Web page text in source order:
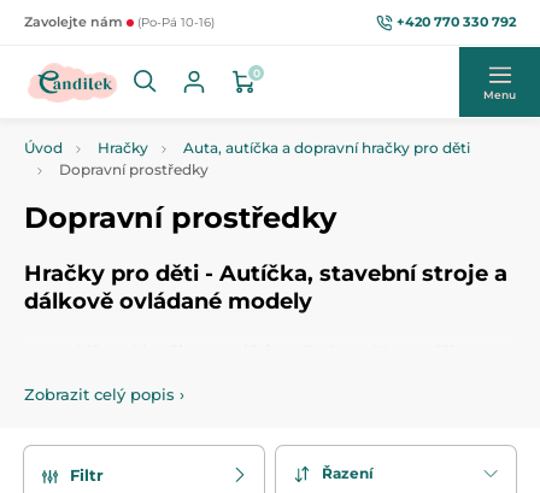
Zavolejte nám (Po-Pá 10-16) +420 770 330 792
0
Menu
Úvod Hračky
Auta, autíčka a dopravní hračky pro děti
Dopravní prostředky
Dopravní prostředky
Hračky pro děti - Autíčka, stavební stroje a
dálkově ovládané modely
malé stavitele jsou skvělou volbou
na obtížně dosažitelná místa. Pro přepravu se osvědčuje
ikonická
, kterou si oblíbili i naši rodiče.
Zobrazit celý popis ›
Filtr Řazení